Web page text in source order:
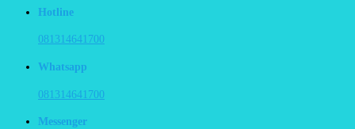
Hotline
081314641700
Whatsapp
081314641700
Messenger